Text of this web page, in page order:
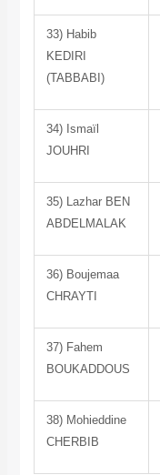
33) Habib
KEDIRI
(TABBABI)
34) Ismaïl
JOUHRI
35) Lazhar BEN
ABDELMALAK
36) Boujemaa
CHRAYTI
37) Fahem
BOUKADDOUS
38) Mohieddine
CHERBIB